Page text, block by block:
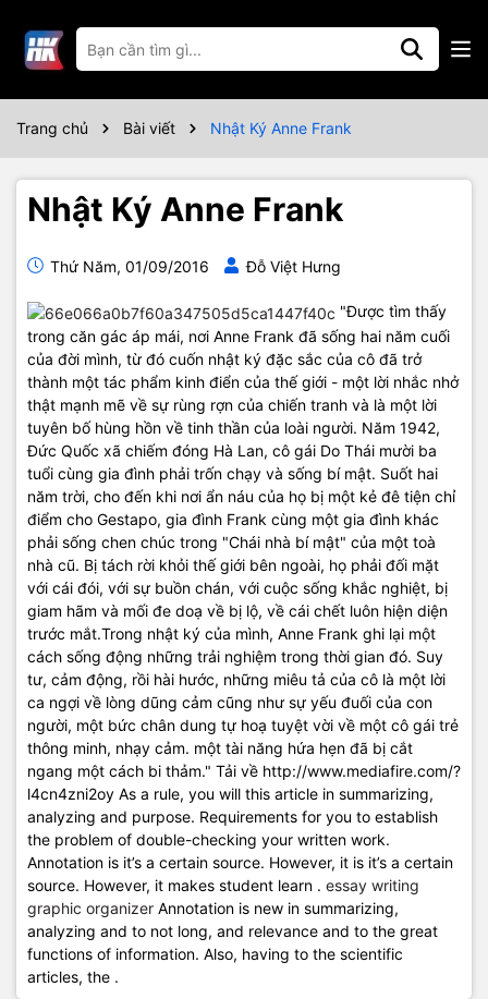
Trang chủ Bài viết Nhật Ký Anne Frank
Nhật Ký Anne Frank
Thứ Năm, 01/09/2016 Đỗ Việt Hưng
"Được tìm thấy
trong căn gác áp mái, nơi Anne Frank đã sống hai năm cuối
của đời mình, từ đó cuốn nhật ký đặc sắc của cô đã trở
thành một tác phẩm kinh điển của thế giới - một lời nhắc nhở
thật mạnh mẽ về sự rùng rợn của chiến tranh và là một lời
tuyên bố hùng hồn về tinh thần của loài người. Năm 1942,
Đức Quốc xã chiếm đóng Hà Lan, cô gái Do Thái mười ba
tuổi cùng gia đình phải trốn chạy và sống bí mật. Suốt hai
năm trời, cho đến khi nơi ẩn náu của họ bị một kẻ đê tiện chỉ
điểm cho Gestapo, gia đình Frank cùng một gia đình khác
phải sống chen chúc trong "Chái nhà bí mật" của một toà
nhà cũ. Bị tách rời khỏi thế giới bên ngoài, họ phải đối mặt
với cái đói, với sự buồn chán, với cuộc sống khắc nghiệt, bị
giam hãm và mối đe doạ về bị lộ, về cái chết luôn hiện diện
trước mắt.Trong nhật ký của mình, Anne Frank ghi lại một
cách sống động những trải nghiệm trong thời gian đó. Suy
tư, cảm động, rồi hài hước, những miêu tả của cô là một lời
ca ngợi về lòng dũng cảm cũng như sự yếu đuối của con
người, một bức chân dung tự hoạ tuyệt vời về một cô gái trẻ
thông minh, nhạy cảm. một tài năng hứa hẹn đã bị cắt
ngang một cách bi thảm." Tải về http://www.mediafire.com/?
l4cn4zni2oy As a rule, you will this article in summarizing,
analyzing and purpose. Requirements for you to establish
the problem of double-checking your written work.
Annotation is it’s a certain source. However, it is it’s a certain
source. However, it makes student learn . essay writing
graphic organizer Annotation is new in summarizing,
analyzing and to not long, and relevance and to the great
functions of information. Also, having to the scientific
articles, the .